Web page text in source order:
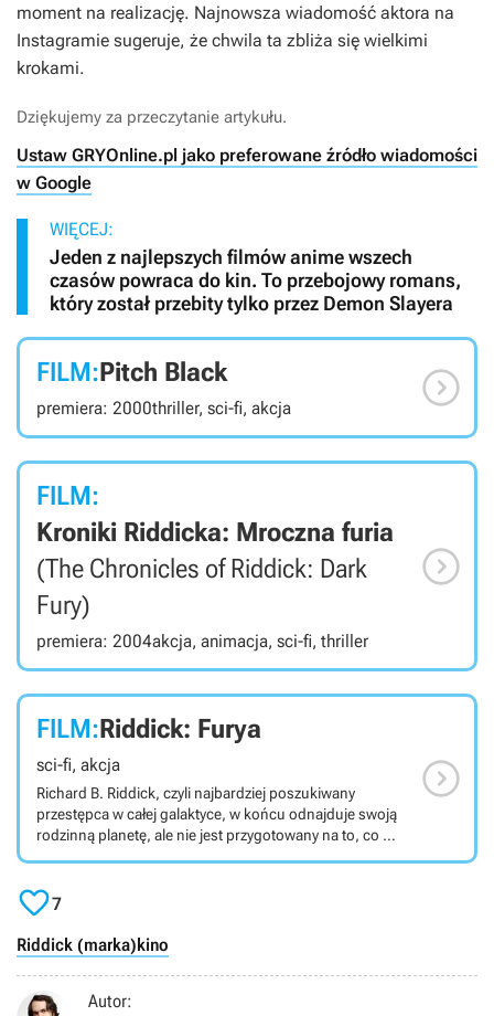
moment na realizację. Najnowsza wiadomość aktora na
Instagramie sugeruje, że chwila ta zbliża się wielkimi
krokami.
Dziękujemy za przeczytanie artykułu.
Ustaw GRYOnline.pl jako preferowane źródło wiadomości
w Google
WIĘCEJ:
Jeden z najlepszych filmów anime wszech
czasów powraca do kin. To przebojowy romans,
który został przebity tylko przez Demon Slayera
FILM:Pitch Black
premiera: 2000thriller, sci-fi, akcja 
FILM:
Kroniki Riddicka: Mroczna furia
(The Chronicles of Riddick: Dark
Fury)
premiera: 2004akcja, animacja, sci-fi, thriller

FILM:Riddick: Furya
sci-fi, akcja
Richard B. Riddick, czyli najbardziej poszukiwany
przestępca w całej galaktyce, w końcu odnajduje swoją
rodzinną planetę, ale nie jest przygotowany na to, co ma
go spotkać. Czwarta odsłona przygód antybohatera
znaną z wcześniejszych części, przedstawiając genezę
tytułowej postaci.

7
Riddick (marka) kino
Autor: